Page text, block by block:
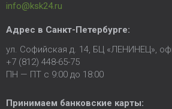
info@ksk24.ru
Адрес в Санкт-Петербурге:
ул. Софийская д. 14, БЦ «ЛЕНИНЕЦ»,
+7 (812) 448-65-75
ПН — ПТ с 9:00 до 18:00
Принимаем банковские карты: